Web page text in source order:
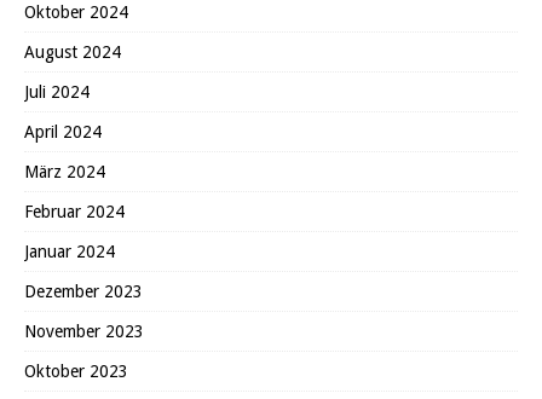
Oktober 2024
August 2024
Juli 2024
April 2024
März 2024
Februar 2024
Januar 2024
Dezember 2023
November 2023
Oktober 2023